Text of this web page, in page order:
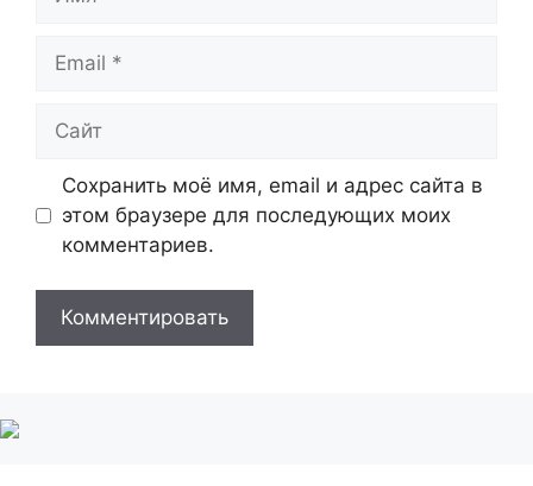
Сохранить моё имя, email и адрес сайта в
этом браузере для последующих моих
комментариев.